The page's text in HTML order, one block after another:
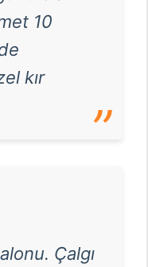
10
kır
Çalgı